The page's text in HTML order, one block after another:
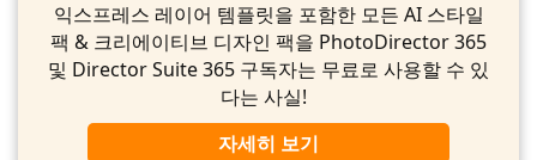
익스프레스 레이어 템플릿을 포함한 모든 AI 스타일
팩 & 크리에이티브 디자인 팩을 PhotoDirector 365
및 Director Suite 365 구독자는 무료로 사용할 수 있
다는 사실!
자세히 보기